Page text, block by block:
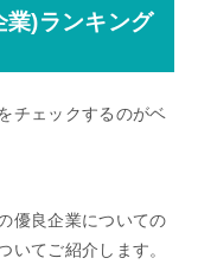
業)ランキング
チェックするのがベ
優良企業についての
いてご紹介します。